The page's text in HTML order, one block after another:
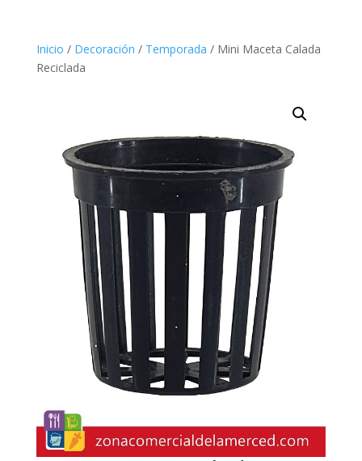
Inicio / Decoración / Temporada / Mini Maceta Calada
Reciclada